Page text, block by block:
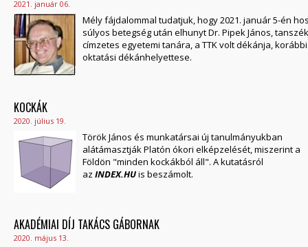
2021. január 06.
Mély fájdalommal tudatjuk, hogy 2021. január 5-én
súlyos betegség után elhunyt Dr. Pipek János,
címzetes egyetemi tanára, a TTK volt dékánja, korábbi
oktatási dékánhelyettese.
KOCKÁK
2020. július 19.
Török János és munkatársai új tanulmányukban
alátámasztják Platón ókori elképzelését, miszerint a
Földön "minden kockákból áll". A kutatásról
az INDEX.HUis beszámolt.
AKADÉMIAI DÍJ TAKÁCS GÁBORNAK
2020. május 13.